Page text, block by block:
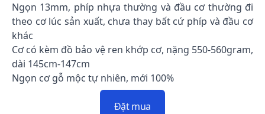
Ngọn 13mm, phíp nhựa thường và đầu cơ thường đi
theo cơ lúc sản xuất, chưa thay bất cứ phíp và đầu cơ
khác
Cơ có kèm đồ bảo vệ ren khớp cơ, nặng 550-560gram,
dài 145cm-147cm
Ngọn cơ gỗ mộc tự nhiên, mới 100%
Đặt mua